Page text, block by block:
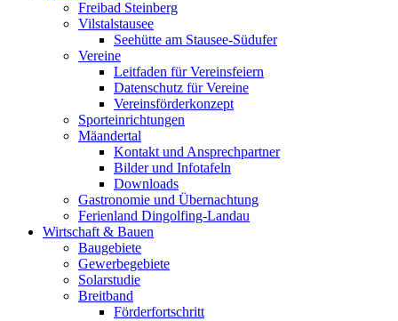
Freibad Steinberg
Vilstalstausee
Seehütte am Stausee-Südufer
Vereine
Leitfaden für Vereinsfeiern
Datenschutz für Vereine
Vereinsförderkonzept
Sporteinrichtungen
Mäandertal
Kontakt und Ansprechpartner
Bilder und Infotafeln
Downloads
Gastronomie und Übernachtung
Ferienland Dingolfing-Landau
Wirtschaft & Bauen
Baugebiete
Gewerbegebiete
Solarstudie
Breitband
Förderfortschritt